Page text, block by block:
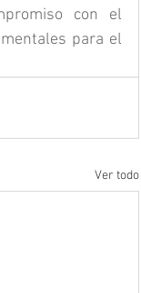
con el
para el
Ver todo